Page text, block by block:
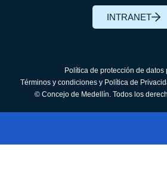
INTRANET
Política de protección de datos
Términos y condiciones y Política de
© Concejo de Medellín. Todos los